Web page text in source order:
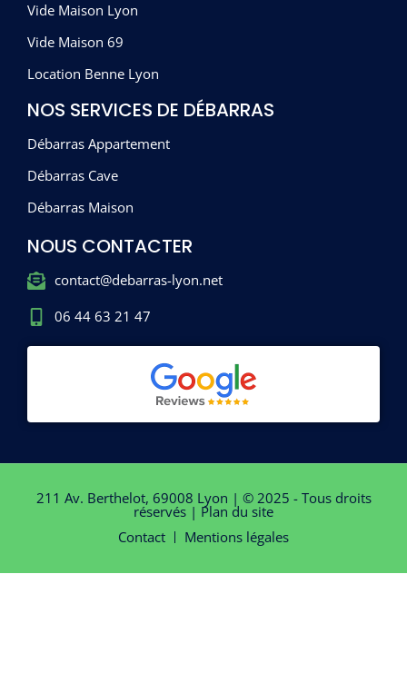
Vide Maison Lyon
Vide Maison 69
Location Benne Lyon
NOS SERVICES DE DÉBARRAS
Débarras Appartement
Débarras Cave
Débarras Maison
NOUS CONTACTER
contact@debarras-lyon.net
06 44 63 21 47
211 Av. Berthelot, 69008 Lyon | © 2025 - Tous droits
réservés | Plan du site
Contact
Mentions légales